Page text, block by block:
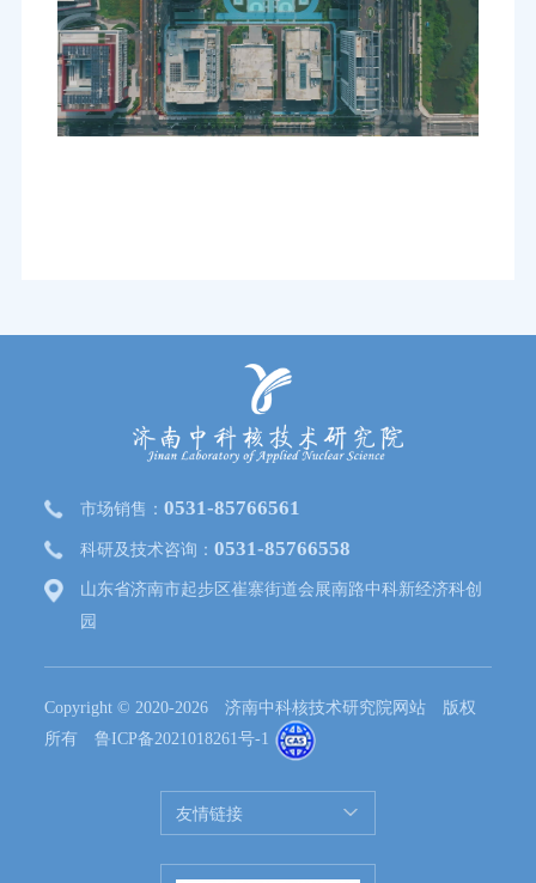
市场销售：0531-85766561
科研及技术咨询：0531-85766558
山东省济南市起步区崔寨街道会展南路中科新经济科创
园
Copyright © 2020-2026 济南中科核技术研究院网站 版权
所有鲁ICP备2021018261号-1
友情链接